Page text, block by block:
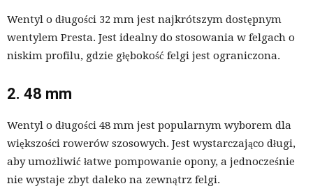
Wentyl o długości 32 mm jest najkrótszym dostępnym
wentylem Presta. Jest idealny do stosowania w felgach o
niskim profilu, gdzie głębokość felgi jest ograniczona.
2. 48 mm
Wentyl o długości 48 mm jest popularnym wyborem dla
większości rowerów szosowych. Jest wystarczająco długi,
aby umożliwić łatwe pompowanie opony, a jednocześnie
nie wystaje zbyt daleko na zewnątrz felgi.